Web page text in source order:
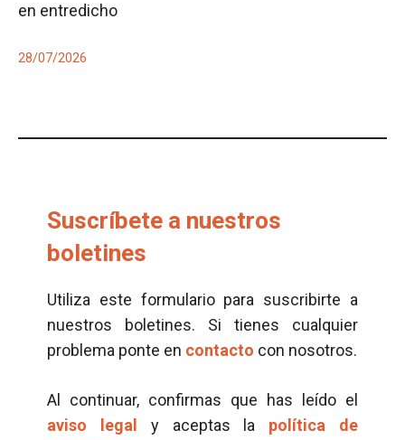
en entredicho
28/07/2026
Suscríbete a nuestros
boletines
Utiliza este formulario para suscribirte a
nuestros boletines. Si tienes cualquier
problema ponte en contacto con nosotros.
Al continuar, confirmas que has leído el
aviso legal
y aceptas la política de